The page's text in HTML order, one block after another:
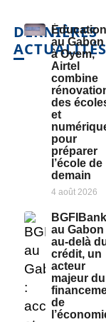
DERNIÈRES
ACTUALITÉS
Éducation
au Gabon
à Oyem,
Airtel
combine
des
et
pour
préparer
l’école de
demain
4 août 2026
BGFIBank
au Gabon
au-delà
crédit, un
acteur
majeur du
de